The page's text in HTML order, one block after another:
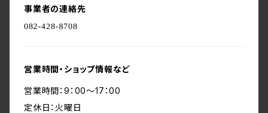
事業者の連絡先
営業時間・ショップ情報など
営業時間：9：00～17：00
定休日：火曜日